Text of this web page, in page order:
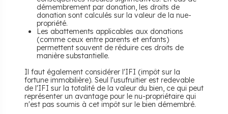
démembrement par donation, les droits de
donation sont calculés sur la valeur de la nue-
propriété.
Les abattements applicables aux donations
(comme ceux entre parents et enfants)
permettent souvent de réduire ces droits de
manière substantielle.
Il faut également considérer l'IFI (impôt sur la
fortune immobilière). Seul l'usufruitier est redevable
de l'IFI sur la totalité de la valeur du bien, ce qui peut
représenter un avantage pour le nu-propriétaire qui
n'est pas soumis à cet impôt sur le bien démembré.